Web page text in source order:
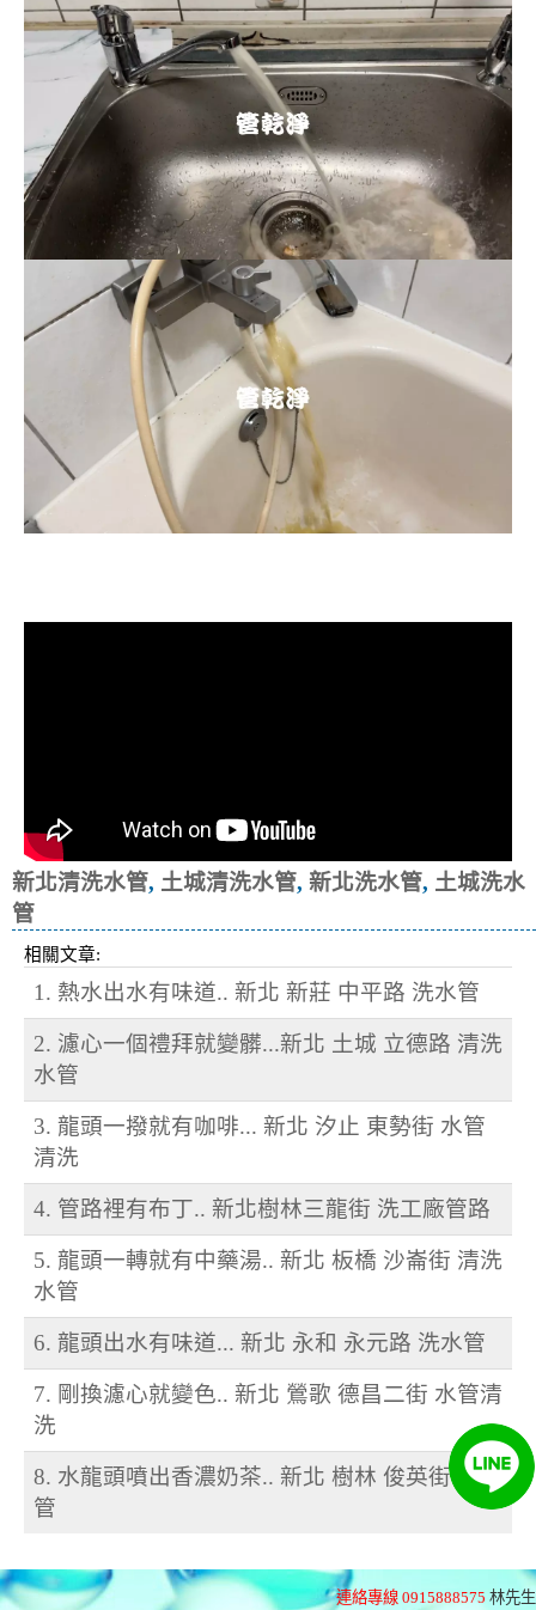
新北清洗水管, 土城清洗水管, 新北洗水管, 土城洗水
管
相關文章:
1. 熱水出水有味道.. 新北 新莊 中平路 洗水管
2. 濾心一個禮拜就變髒...新北 土城 立德路 清洗
水管
3. 龍頭一撥就有咖啡... 新北 汐止 東勢街 水管
清洗
4. 管路裡有布丁.. 新北樹林三龍街 洗工廠管路
5. 龍頭一轉就有中藥湯.. 新北 板橋 沙崙街 清洗
水管
6. 龍頭出水有味道... 新北 永和 永元路 洗水管
7. 剛換濾心就變色.. 新北 鶯歌 德昌二街 水管清
洗
8. 水龍頭噴出香濃奶茶.. 新北 樹林 俊英街 洗水
管
連絡專線 0915888575 林先生